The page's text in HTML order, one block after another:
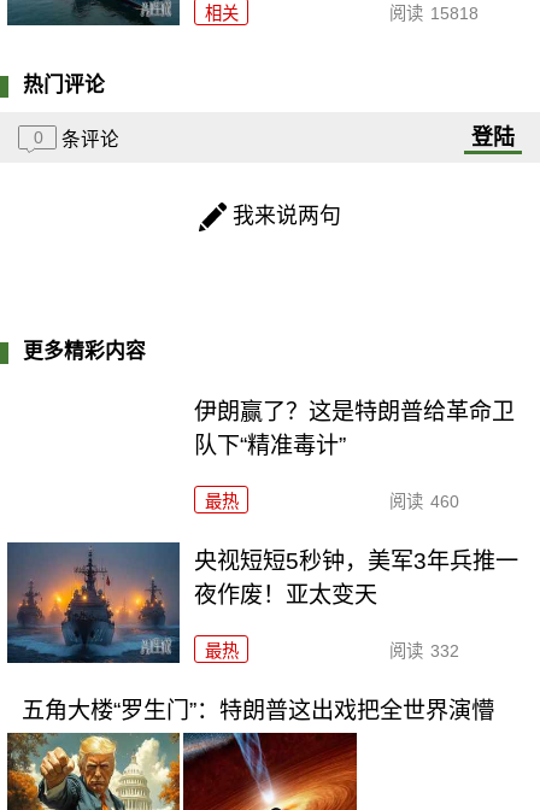
相关 阅读 15818
热门评论
0 条评论 登陆
我来说两句
更多精彩内容
伊朗赢了？这是特朗普给革命卫
队下“精准毒计”
最热 阅读 460
央视短短5秒钟，美军3年兵推一
夜作废！亚太变天
最热 阅读 332
五角大楼“罗生门”：特朗普这出戏把全世界演懵